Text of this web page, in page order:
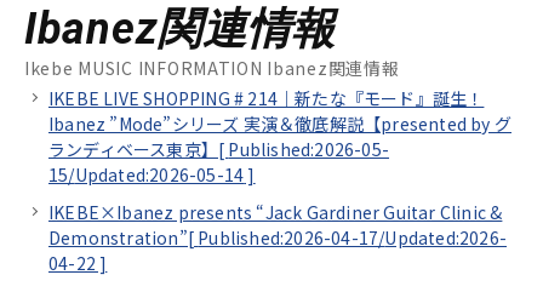
Ibanez関連情報
Ikebe MUSIC INFORMATION Ibanez関連情報
IKEBE LIVE SHOPPING # 214｜新たな『モード』誕生！
Ibanez ”Mode”シリーズ 実演＆徹底解説【presented by グ
ランディベース東京】[ Published:2026-05-
15/Updated:2026-05-14 ]
IKEBE×Ibanez presents “Jack Gardiner Guitar Clinic &
Demonstration”[ Published:2026-04-17/Updated:2026-
04-22 ]